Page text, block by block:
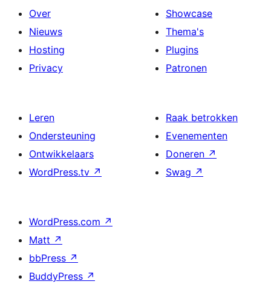
Over
Nieuws
Hosting
Privacy
Showcase
Thema's
Plugins
Patronen
Leren
Ondersteuning
Ontwikkelaars
WordPress.tv ↗
Raak betrokken
Evenementen
Doneren ↗
Swag ↗
WordPress.com ↗
Matt ↗
bbPress ↗
BuddyPress ↗